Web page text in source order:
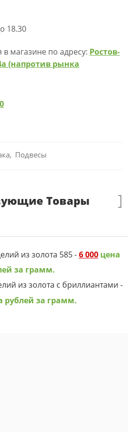
18.30
в магазине по адресу: Ростов-
(напротив рынка
, Подвесы
Товары
из золота 585 -6 000цена
за грамм.
из золота с бриллиантами -
рублей за грамм.